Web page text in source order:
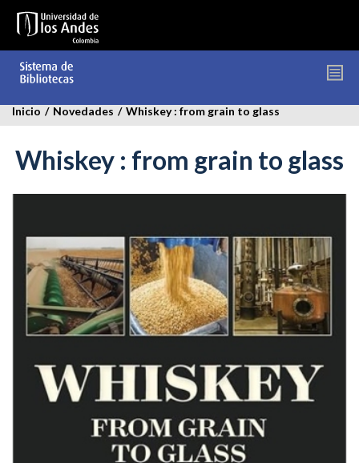
contenido
Inicio / Novedades / Whiskey : from grain to glass
Whiskey : from grain to glass